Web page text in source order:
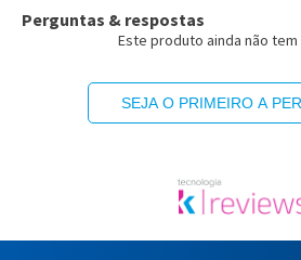
Perguntas & respostas
Este produto ainda não
SEJA O PRIMEIRO A